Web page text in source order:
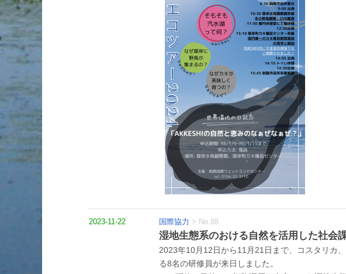
2023-11-22 国際協力 > No.88
湿地生態系のおける自然を活用した社会
2023年10月12日から11月21日まで、コスタリカ
る8名の研修員が来日しました。